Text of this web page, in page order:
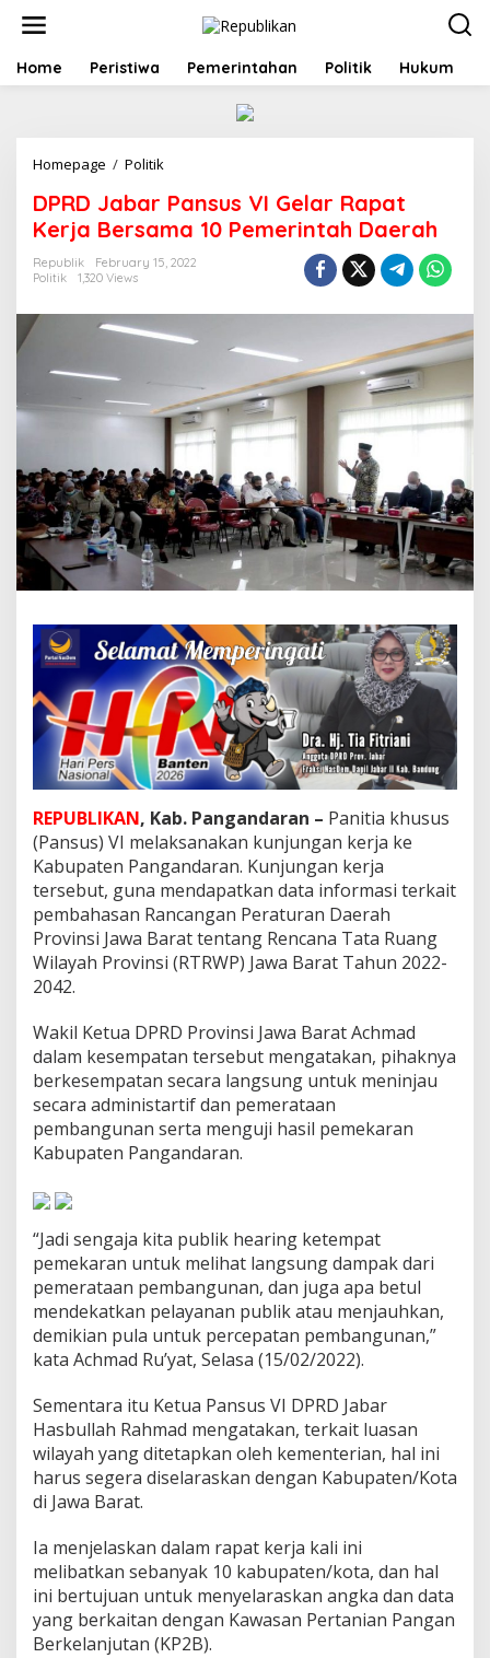
t
Home Peristiwa Pemerintahan Politik Hukum
Homepage / Politik
R
D
a
P
s
u
I
G
e
l
a
r
R
p
a
t
K
e
j
a
B
e
s
a
m
a
1
0
P
e
r
i
n
t
a
h
D
a
h
DPRD Jabar Pansus VI Gelar Rapat
Kerja Bersama 10 Pemerintah Daerah
Republik
February 15, 2022
Politik
1,320 Views
REPUBLIKAN, Kab. Pangandaran – Panitia khusus
(Pansus) VI melaksanakan kunjungan kerja ke
Kabupaten Pangandaran. Kunjungan kerja
tersebut, guna mendapatkan data informasi terkait
pembahasan Rancangan Peraturan Daerah
Provinsi Jawa Barat tentang Rencana Tata Ruang
Wilayah Provinsi (RTRWP) Jawa Barat Tahun 2022-
2042.
Wakil Ketua DPRD Provinsi Jawa Barat Achmad
dalam kesempatan tersebut mengatakan, pihaknya
berkesempatan secara langsung untuk meninjau
secara administartif dan pemerataan
pembangunan serta menguji hasil pemekaran
Kabupaten Pangandaran.
“Jadi sengaja kita publik hearing ketempat
pemekaran untuk melihat langsung dampak dari
pemerataan pembangunan, dan juga apa betul
mendekatkan pelayanan publik atau menjauhkan,
demikian pula untuk percepatan pembangunan,”
kata Achmad Ru’yat, Selasa (15/02/2022).
Sementara itu Ketua Pansus VI DPRD Jabar
Hasbullah Rahmad mengatakan, terkait luasan
wilayah yang ditetapkan oleh kementerian, hal ini
harus segera diselaraskan dengan Kabupaten/Kota
di Jawa Barat.
Ia menjelaskan dalam rapat kerja kali ini
melibatkan sebanyak 10 kabupaten/kota, dan hal
ini bertujuan untuk menyelaraskan angka dan data
yang berkaitan dengan Kawasan Pertanian Pangan
Berkelanjutan (KP2B).